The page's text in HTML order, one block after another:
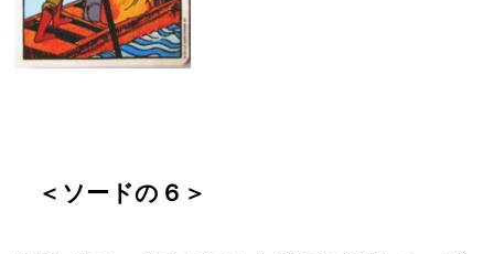
＜ソードの６＞